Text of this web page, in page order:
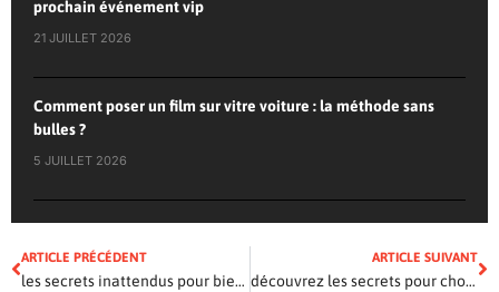
prochain événement vip
21 JUILLET 2026
Comment poser un film sur vitre voiture : la méthode sans
bulles ?
5 JUILLET 2026
ARTICLE PRÉCÉDENT
les secrets inattendus pour bien choisir votre assurance auto
ARTICLE SUIVANT
découvrez les secrets pour choisir le scooter parfait qui vous ressemble